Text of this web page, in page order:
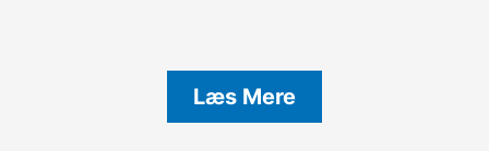
Læs Mere